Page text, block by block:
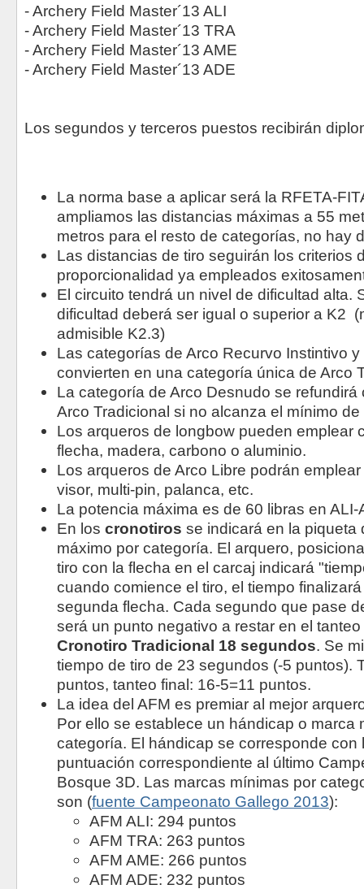
- Archery Field Master´13 ALI
- Archery Field Master´13 TRA
- Archery Field Master´13 AME
- Archery Field Master´13 ADE
Los segundos y terceros puestos recibirán
La norma base a aplicar será la RFETA-
ampliamos las distancias máximas a 55
metros para el resto de categorías, no hay
Las distancias de tiro seguirán los criterios
proporcionalidad ya empleados
El circuito tendrá un nivel de dificultad alta.
dificultad deberá ser igual o superior a K2
admisible K2.3)
Las categorías de Arco Recurvo Instintivo
convierten en una categoría única de Arco
La categoría de Arco Desnudo se
Arco Tradicional si no alcanza el mínimo
Los arqueros de longbow pueden emplear
flecha, madera, carbono o aluminio.
Los arqueros de Arco Libre podrán
visor, multi-pin, palanca, etc.
La potencia máxima es de 60 libras en ALI-
En los cronotiros se indicará en la piqueta
máximo por categoría. El arquero,
tiro con la flecha en el carcaj indicará
cuando comience el tiro, el tiempo
segunda flecha. Cada segundo que pase
será un punto negativo a restar en el
Cronotiro Tradicional 18 segundos. Se
tiempo de tiro de 23 segundos (-5 puntos).
puntos, tanteo final: 16-5=11 puntos.
La idea del AFM es premiar al mejor
Por ello se establece un hándicap o marca
categoría. El hándicap se corresponde con
puntuación correspondiente al último
Bosque 3D. Las marcas mínimas por
son (fuente Campeonato Gallego 2013):
AFM ALI: 294 puntos
AFM TRA: 263 puntos
AFM AME: 266 puntos
AFM ADE: 232 puntos